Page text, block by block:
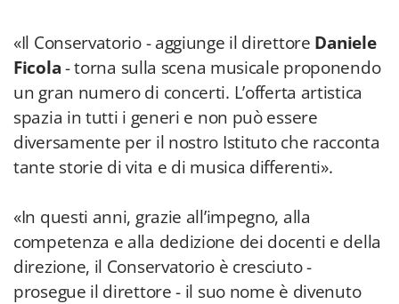
«Il Conservatorio - aggiunge il direttore Daniele
Ficola- torna sulla scena musicale proponendo
un gran numero di concerti. L’offerta artistica
spazia in tutti i generi e non può essere
diversamente per il nostro Istituto che racconta
tante storie di vita e di musica differenti».
«In questi anni, grazie all’impegno, alla
competenza e alla dedizione dei docenti e della
direzione, il Conservatorio è cresciuto -
prosegue il direttore - il suo nome è divenuto